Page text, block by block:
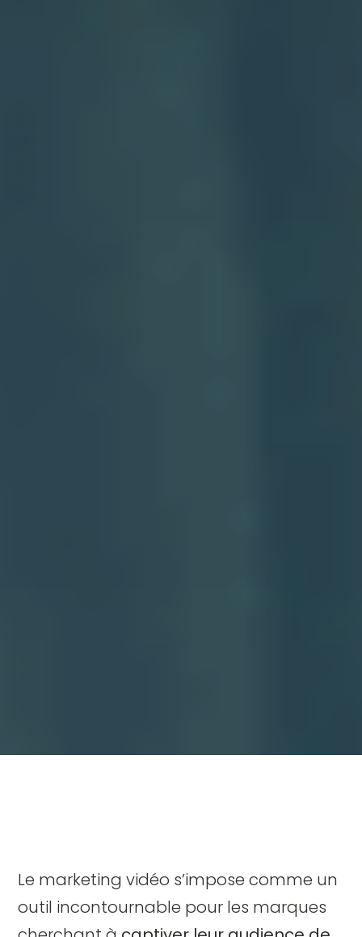
Le marketing vidéo s’impose comme un
outil incontournable pour les marques